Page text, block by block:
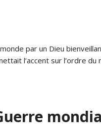
par un Dieu
l’accent sur l’ordre